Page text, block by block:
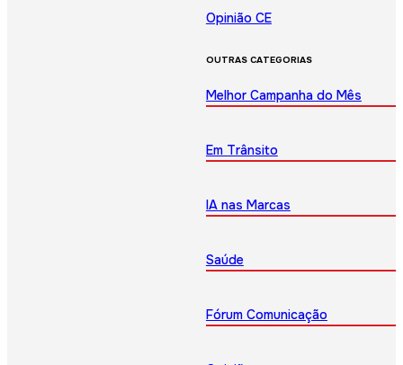
Opinião CE
OUTRAS CATEGORIAS
Melhor Campanha do Mês
Em Trânsito
IA nas Marcas
Saúde
Fórum Comunicação